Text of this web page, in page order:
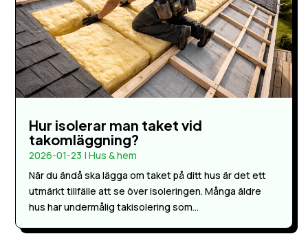
Hur isolerar man taket vid
takomläggning?
2026-01-23 |Hus & hem
När du ändå ska lägga om taket på ditt hus är det ett
utmärkt tillfälle att se över isoleringen. Många äldre
hus har undermålig takisolering som...